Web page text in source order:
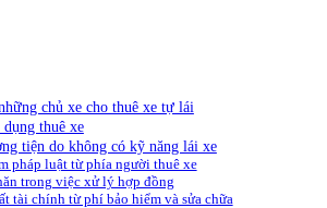
chủ xe cho thuê xe tự lái
thuê xe
tiện do không có kỹ năng lái xe
pháp luật từ phía người thuê xe
trong việc xử lý hợp đồng
tài chính từ phí bảo hiểm và sửa chữa